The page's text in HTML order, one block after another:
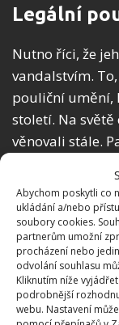
Abychom poskytli co
ukládání a/nebo
soubory cookies.
partnerům umožní
procházení nebo
odvolání souhlasu
Kliknutím níže
podrobnější
webu. Nastavení
Legální
Nutno říci, že
vandalstvím.
pouliční umění,
století. Na
věnovali stále.
umělecká díla
laickou, tak